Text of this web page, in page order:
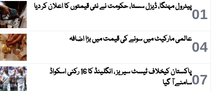
01پیٹرول مہنگا، ڈیزل سستا، حکومت نے نئی قیمتوں کا اعلان کر دیا
04عالمی مارکیٹ میں سونے کی قیمت میں بڑا اضافہ
07
پاکستان کیخلاف ٹیسٹ سیریز ، انگلینڈ کا 16 رکنی اسکواڈ
سامنے آ گیا